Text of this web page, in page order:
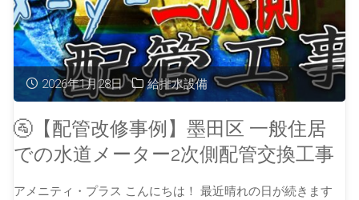
2026年1月28日 給排水設備
🚰【配管改修事例】墨田区 一般住居
での水道メーター2次側配管交換工事
アメニティ・プラス こんにちは！ 最近晴れの日が続きます